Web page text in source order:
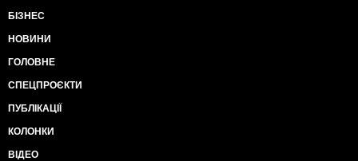
БІЗНЕС
НОВИНИ
ГОЛОВНЕ
СПЕЦПРОЄКТИ
ПУБЛІКАЦІЇ
КОЛОНКИ
ВІДЕО